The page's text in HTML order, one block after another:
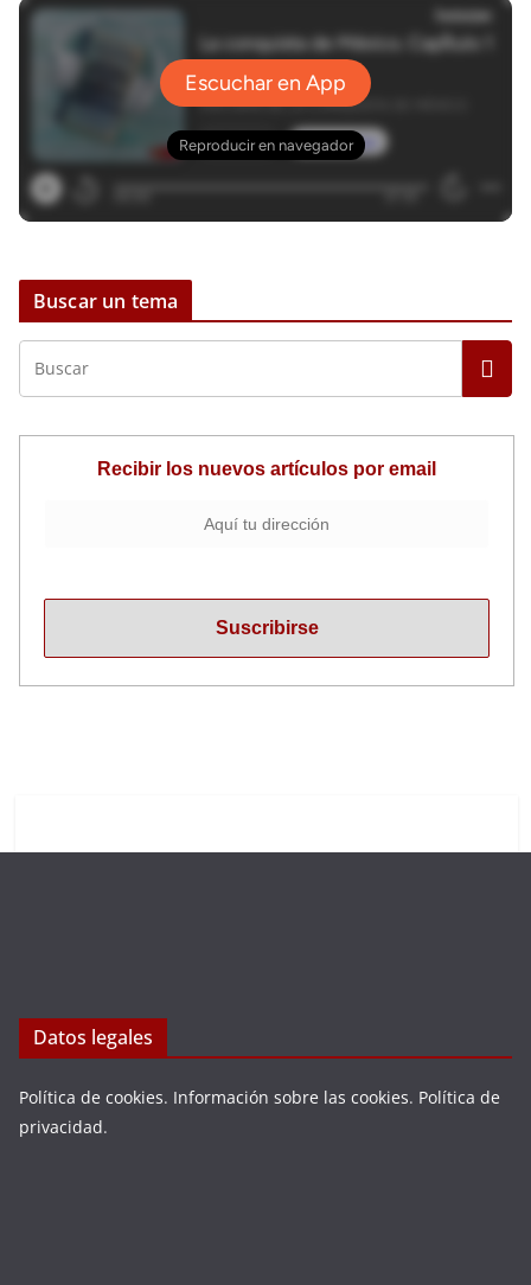
Buscar un tema
Recibir los nuevos artículos por email
Datos legales
Política de cookies. Información sobre las cookies. Política de
privacidad.